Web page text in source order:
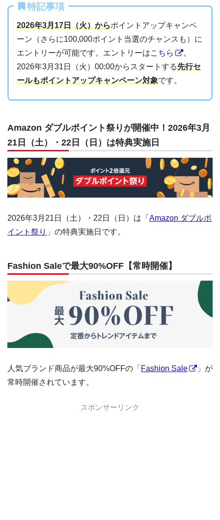
特記事項
2026年3月17日（火）からポイントアップキャンペ
ーン（さらに100,000ポイント当選のチャンスも）に
エントリーが可能です。エントリーはこちら
。
2026年3月31日（火）00:00からスタートする先行セ
ールもポイントアップキャンペーン対象です。
Amazon ダブルポイント祭りが開催中！2026年3月
21日（土）・22日（日）は特典実施日
2026年3月21日（土）・22日（日）は「 Amazon ダブルポ
イント祭り 」の特典実施日です。
Fashion Saleで最大90%OFF【常時開催】
人気ブランド商品が最大90%OFFの「 Fashion Sale
」が
常時開催されています。
スポンサーリンク